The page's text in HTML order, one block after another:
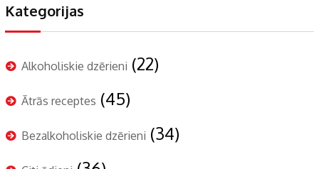
Kategorijas
Alkoholiskie dzērieni (22)
Ātrās receptes (45)
Bezalkoholiskie dzērieni (34)